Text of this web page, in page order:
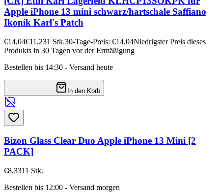
Apple iPhone 13 mini schwarz/hartschale Saffiano
Ikonik Karl's Patch
€14,04€11,231 Stk.30-Tage-Preis: €14,04Niedrigster Preis dieses
Produkts in 30 Tagen vor der Ermäßigung
Bestellen bis 14:30 - Versand heute
In den Korb
Bizon Glass Clear Duo Apple iPhone 13 Mini [2
PACK]
€8,3311 Stk.
Bestellen bis 12:00 - Versand morgen